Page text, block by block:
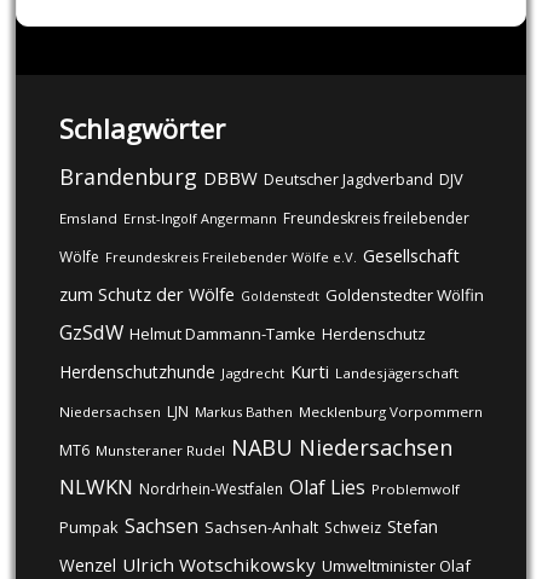
Schlagwörter
Brandenburg DBBW Deutscher Jagdverband DJV
Emsland Ernst-Ingolf Angermann Freundeskreis freilebender
Wölfe Freundeskreis Freilebender Wölfe e.V. Gesellschaft
zum Schutz der Wölfe Goldenstedt Goldenstedter Wölfin
GzSdW Helmut Dammann-Tamke Herdenschutz
Herdenschutzhunde Jagdrecht Kurti Landesjägerschaft
Niedersachsen LJN Markus Bathen Mecklenburg Vorpommern
MT6 Munsteraner Rudel NABU Niedersachsen
NLWKN Nordrhein-Westfalen Olaf Lies Problemwolf
Pumpak Sachsen Sachsen-Anhalt Schweiz Stefan
Wenzel Ulrich Wotschikowsky Umweltminister Olaf